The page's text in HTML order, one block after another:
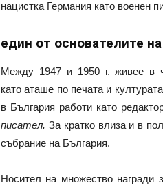
нацистка Германия като военен
един от основателите
Между 1947 и 1950 г. живее в
като аташе по печата и
в България работи като
писател. За кратко влиза и в
събрание на България.
Носител на множество награди